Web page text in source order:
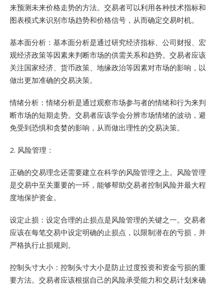
来预测未来价格走势的方法。交易者可以利用各种技术指标和
图表模式来识别市场趋势和价格信号，从而确定交易时机。
基本面分析：基本面分析是通过研究经济指标、公司财报、宏
观经济政策等因素来判断市场的供需关系和趋势。交易者应该
关注国家经济、货币政策、地缘政治等因素对市场的影响，以
做出更加准确的交易决策。
情绪分析：情绪分析是通过观察市场参与者的情绪和行为来判
断市场的短期走势。交易者应该学会分辨市场情绪的波动，避
免受到恐惧和贪婪的影响，从而做出理性的交易决策。
2. 风险管理：
正确的交易理念还需要建立在科学的风险管理之上。风险管理
是交易中至关重要的一环，能够帮助交易者控制风险并最大程
度地保护资金。
设定止损：设定合理的止损点是风险管理的关键之一。交易者
应该在每笔交易中设定明确的止损点，以限制潜在的亏损，并
严格执行止损规则。
控制头寸大小：控制头寸大小是防止过度投资和资金亏损的重
要方法。交易者应该根据自己的风险承受能力和交易计划来确